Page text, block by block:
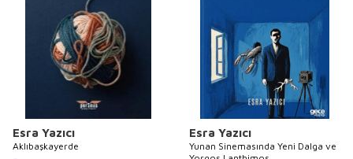
Esra Yazıcı
Aklıbaşkayerde
Esra Yazıcı
Yunan Sinemasında Yeni Dalga ve